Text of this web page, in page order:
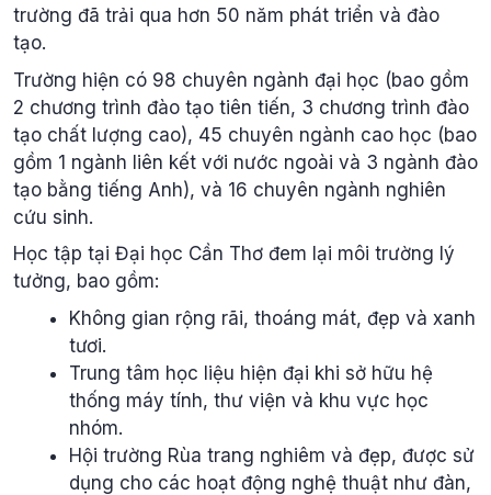
trường đã trải qua hơn 50 năm phát triển và đào
tạo.
Trường hiện có 98 chuyên ngành đại học (bao gồm
2 chương trình đào tạo tiên tiến, 3 chương trình đào
tạo chất lượng cao), 45 chuyên ngành cao học (bao
gồm 1 ngành liên kết với nước ngoài và 3 ngành đào
tạo bằng tiếng Anh), và 16 chuyên ngành nghiên
cứu sinh.
Học tập tại Đại học Cần Thơ đem lại môi trường lý
tưởng, bao gồm:
Không gian rộng rãi, thoáng mát, đẹp và xanh
tươi.
Trung tâm học liệu hiện đại khi sở hữu hệ
thống máy tính, thư viện và khu vực học
nhóm.
Hội trường Rùa trang nghiêm và đẹp, được sử
dụng cho các hoạt động nghệ thuật như đàn,